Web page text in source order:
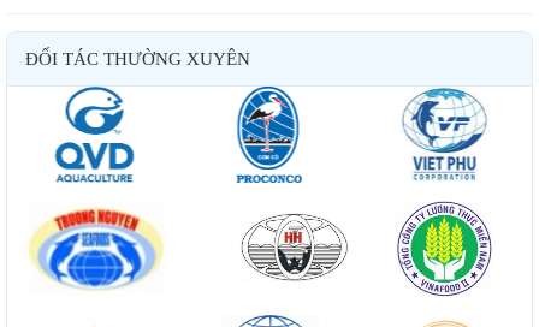
ĐỐI TÁC THƯỜNG XUYÊN